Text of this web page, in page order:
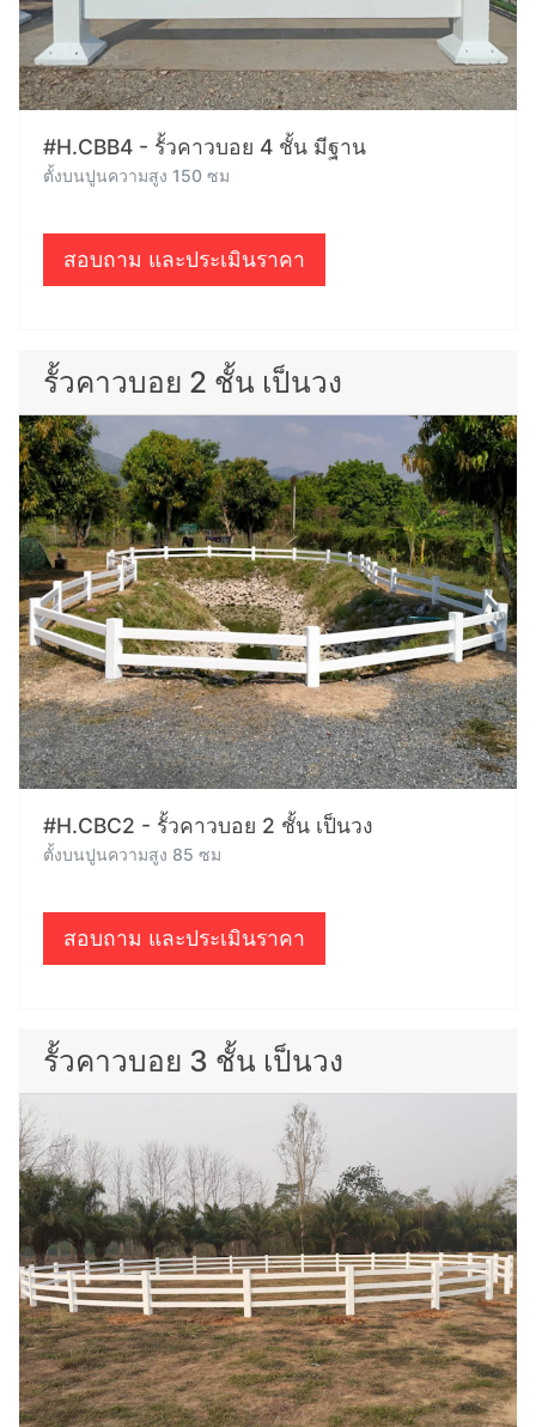
#H.CBB4 - รั้วคาวบอย 4 ชั้น มีฐาน
ตั้งบนปูนความสูง 150 ซม
สอบถาม และประเมินราคา
รั้วคาวบอย 2 ชั้น เป็นวง
#H.CBC2 - รั้วคาวบอย 2 ชั้น เป็นวง
ตั้งบนปูนความสูง 85 ซม
สอบถาม และประเมินราคา
รั้วคาวบอย 3 ชั้น เป็นวง